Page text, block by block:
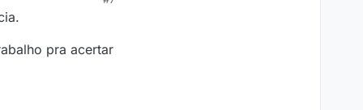
pra acertar